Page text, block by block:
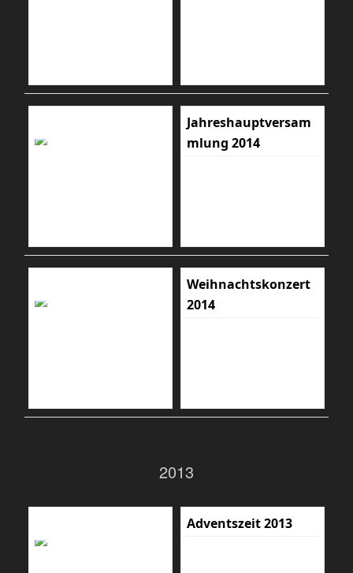
Jahreshauptversam
mlung 2014
Weihnachtskonzert
2014
2013
Adventszeit 2013